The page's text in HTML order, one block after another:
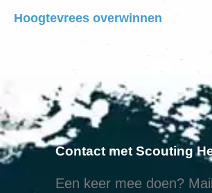
Hoogtevrees overwinnen
Contact met Scouting
Een keer mee doen? Mail